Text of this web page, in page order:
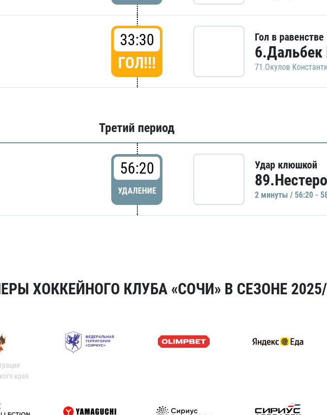
33:30
ГОЛ!!!
Гол в равенстве
6.Дальбек
71.Окулов
Третий период
56:20
УДАЛЕНИЕ
Удар клюшкой
2 минуты / 56:20 -
ХОККЕЙНОГО КЛУБА «СОЧИ» В СЕЗОНЕ 2025/
края